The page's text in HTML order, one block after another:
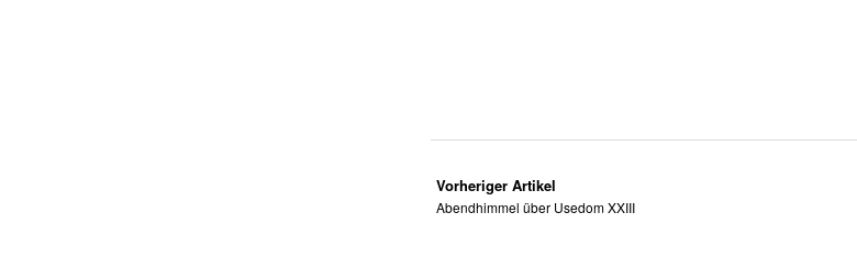
Vorheriger Artikel
Abendhimmel über Usedom XXIII